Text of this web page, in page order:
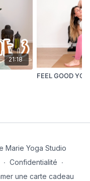
21:18
FEEL GOOD
Marie Yoga Studio
∙ Confidentialité ∙
une carte cadeau